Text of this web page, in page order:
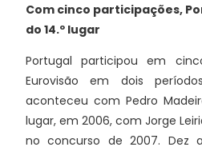
Com cinco participações,
do 14.º lugar
Portugal participou em
Eurovisão em dois
aconteceu com Pedro
lugar, em 2006, com Jorge
no concurso de 2007. Dez